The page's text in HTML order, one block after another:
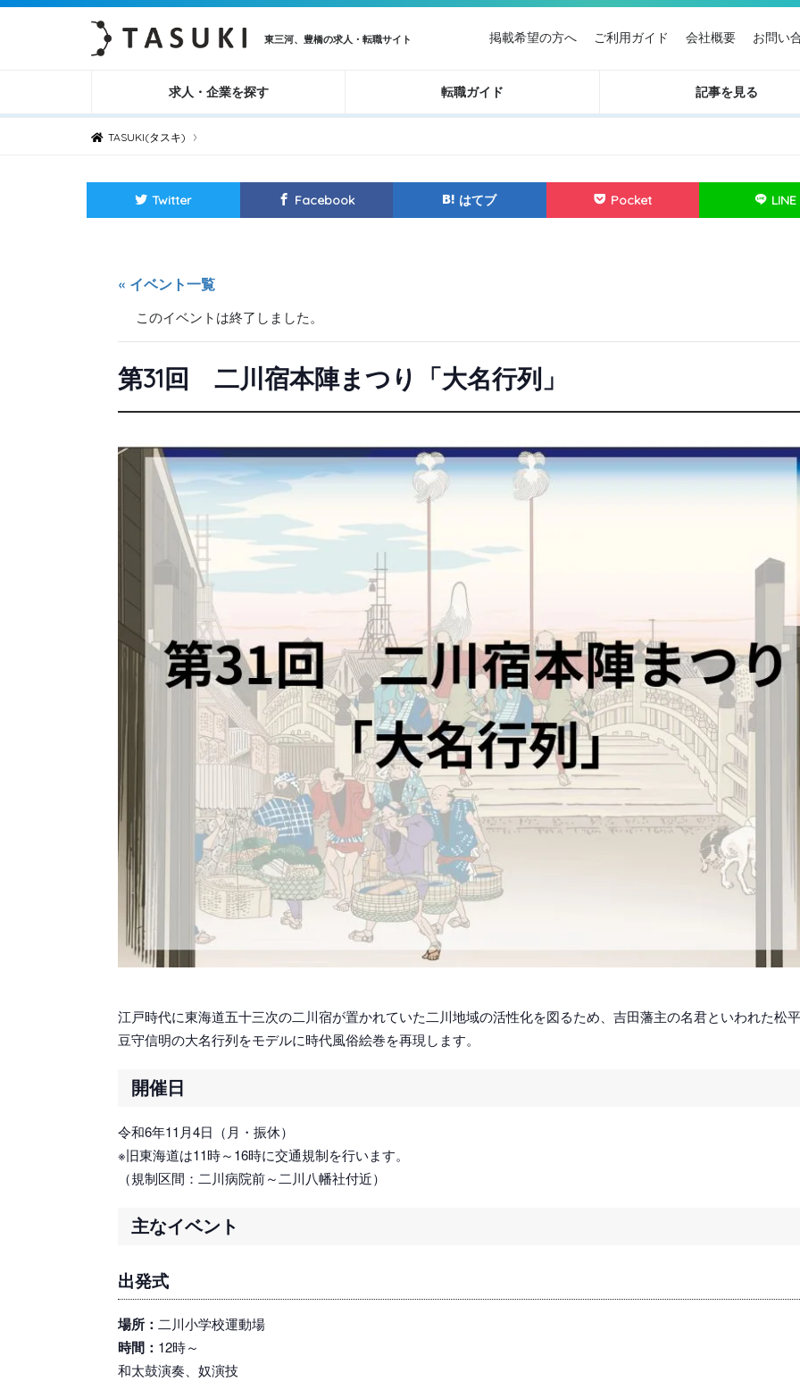
東三河、豊橋の求人・転職サイト 掲載希望の方へ ご利用ガイド 会社概要 お問い
求人・企業を探す 転職ガイド 記事を見る
TASUKI(タスキ) ›
Twitter Facebook はてブ Pocket LINE
« イベント一覧
このイベントは終了しました。
第31回 二川宿本陣まつり「大名行列」
江戸時代に東海道五十三次の二川宿が置かれていた二川地域の活性化を図るため、吉田藩主の名君といわれた松
豆守信明の大名行列をモデルに時代風俗絵巻を再現します。
開催日
令和6年11月4日（月・振休）
※旧東海道は11時～16時に交通規制を行います。
（規制区間：二川病院前～二川八幡社付近）
主なイベント
出発式
場所： 二川小学校運動場
時間： 12時～
和太鼓演奏、奴演技